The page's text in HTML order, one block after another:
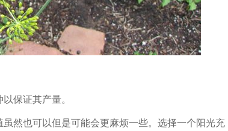
保证其产量。
然也可以但是可能会更麻烦一些。选择一个阳光充